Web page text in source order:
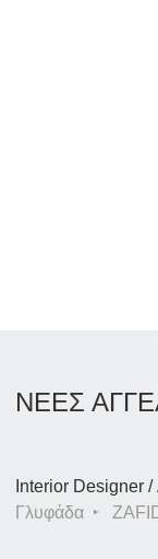
ΝΕΕΣ
Interior Designer /
Γλυφάδα